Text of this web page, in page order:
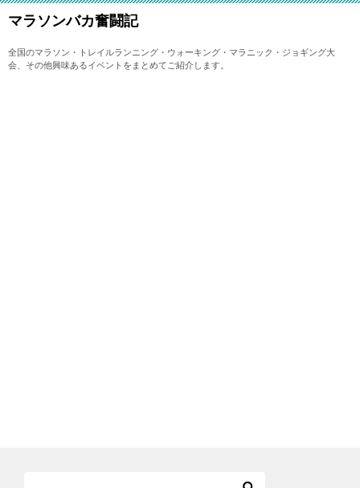
マラソンバカ奮闘記
全国のマラソン・トレイルランニング・ウォーキング・マラニック・ジョギング大
会、その他興味あるイベントをまとめてご紹介します。